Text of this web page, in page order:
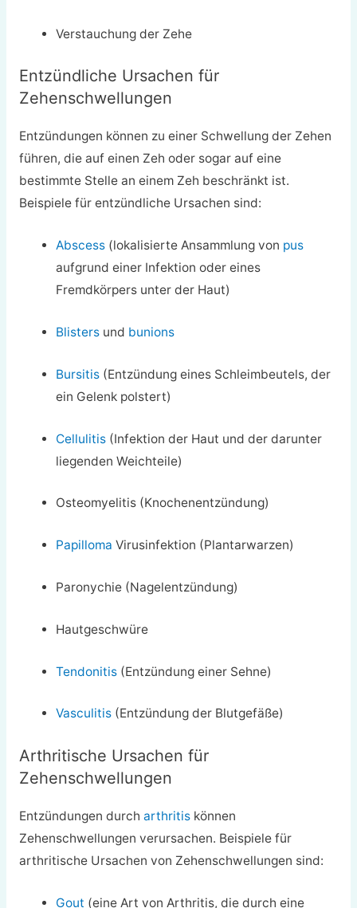
Verstauchung der Zehe
Entzündliche Ursachen für
Zehenschwellungen
Entzündungen können zu einer Schwellung der Zehen
führen, die auf einen Zeh oder sogar auf eine
bestimmte Stelle an einem Zeh beschränkt ist.
Beispiele für entzündliche Ursachen sind:
Abscess (lokalisierte Ansammlung von pus
aufgrund einer Infektion oder eines
Fremdkörpers unter der Haut)
Blisters und bunions
Bursitis (Entzündung eines Schleimbeutels, der
ein Gelenk polstert)
Cellulitis (Infektion der Haut und der darunter
liegenden Weichteile)
Osteomyelitis (Knochenentzündung)
Papilloma Virusinfektion (Plantarwarzen)
Paronychie (Nagelentzündung)
Hautgeschwüre
Tendonitis (Entzündung einer Sehne)
Vasculitis (Entzündung der Blutgefäße)
Arthritische Ursachen für
Zehenschwellungen
Entzündungen durch arthritiskönnen
Zehenschwellungen verursachen. Beispiele für
arthritische Ursachen von Zehenschwellungen sind:
Gout (eine Art von Arthritis, die durch eine